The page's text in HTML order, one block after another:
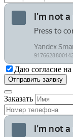
Даю согласие на
Заказать